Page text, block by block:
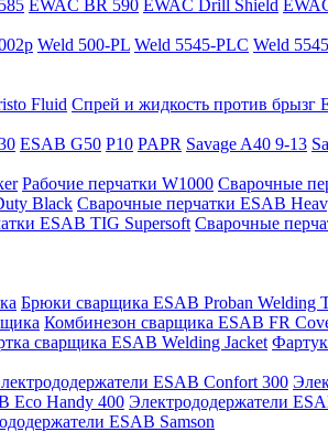
EWAC BR 590 EWAC Drill Shield
Weld 500-PL Weld 5545-PLC Weld
Fluid Спрей и жидкость против брызг
ESAB G50 P10 PAPR Savage A40 9-13
Рабочие перчатки W1000 Сварочные
Black Сварочные перчатки ESAB
ESAB TIG Supersoft Сварочные
Брюки сварщика ESAB Proban Welding
Комбинезон сварщика ESAB FR
сварщика ESAB Welding Jacket
ESAB Confort 300
Eco Handy 400 Электрододержатели
ESAB Samson